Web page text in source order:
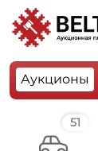
Аукционы
51